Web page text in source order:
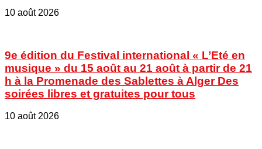
10 août 2026
9e édition du Festival international « L’Eté en
musique » du 15 août au 21 août à partir de 21
h à la Promenade des Sablettes à Alger Des
soirées libres et gratuites pour tous
10 août 2026